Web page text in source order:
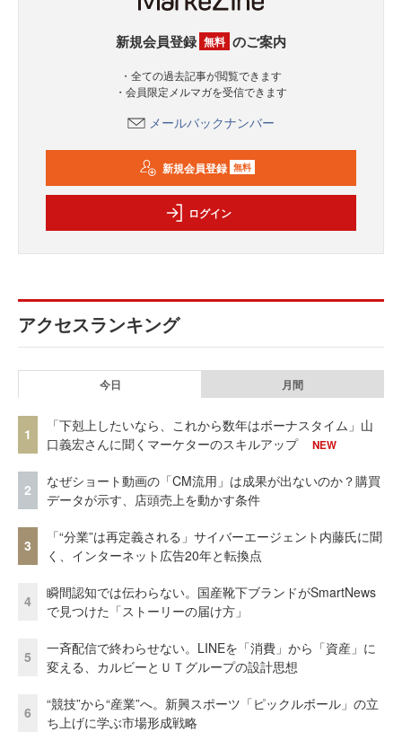
新規会員登録 無料 のご案内
・全ての過去記事が閲覧できます
・会員限定メルマガを受信できます
メールバックナンバー
新規会員登録 無料
ログイン
アクセスランキング
今日 月間
1
「下剋上したいなら、これから数年はボーナスタイム」山
口義宏さんに聞くマーケターのスキルアップ
NEW
2
なぜショート動画の「CM流用」は成果が出ないのか？購買
データが示す、店頭売上を動かす条件
3
「“分業”は再定義される」サイバーエージェント内藤氏に聞
く、インターネット広告20年と転換点
4
瞬間認知では伝わらない。国産靴下ブランドがSmartNews
で見つけた「ストーリーの届け方」
5
一斉配信で終わらせない。LINEを「消費」から「資産」に
変える、カルビーとＵＴグループの設計思想
6
“競技”から“産業”へ。新興スポーツ「ピックルボール」の立
ち上げに学ぶ市場形成戦略